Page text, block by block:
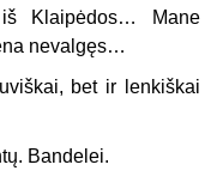
Klaipėdos… Mane
nevalgęs…
bet ir lenkiškai
Bandelei.